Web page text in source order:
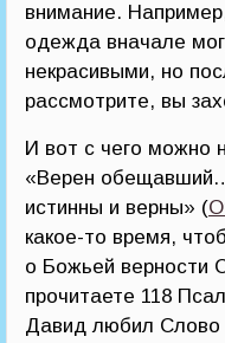
внимание.
одежда вначале
некрасивыми, но
рассмотрите, вы
И вот с чего можно
«Верен
истинны и верны» (
какое-то время,
о Божьей верности
прочитаете 118
Давид любил Слово